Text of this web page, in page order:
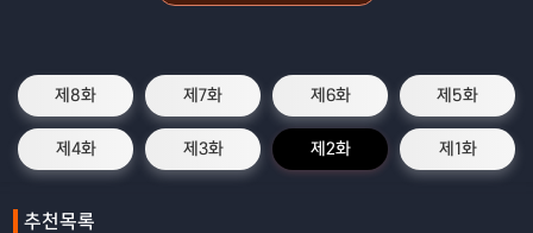
제8화 제7화 제6화 제5화
제4화 제3화 제2화 제1화
추천목록